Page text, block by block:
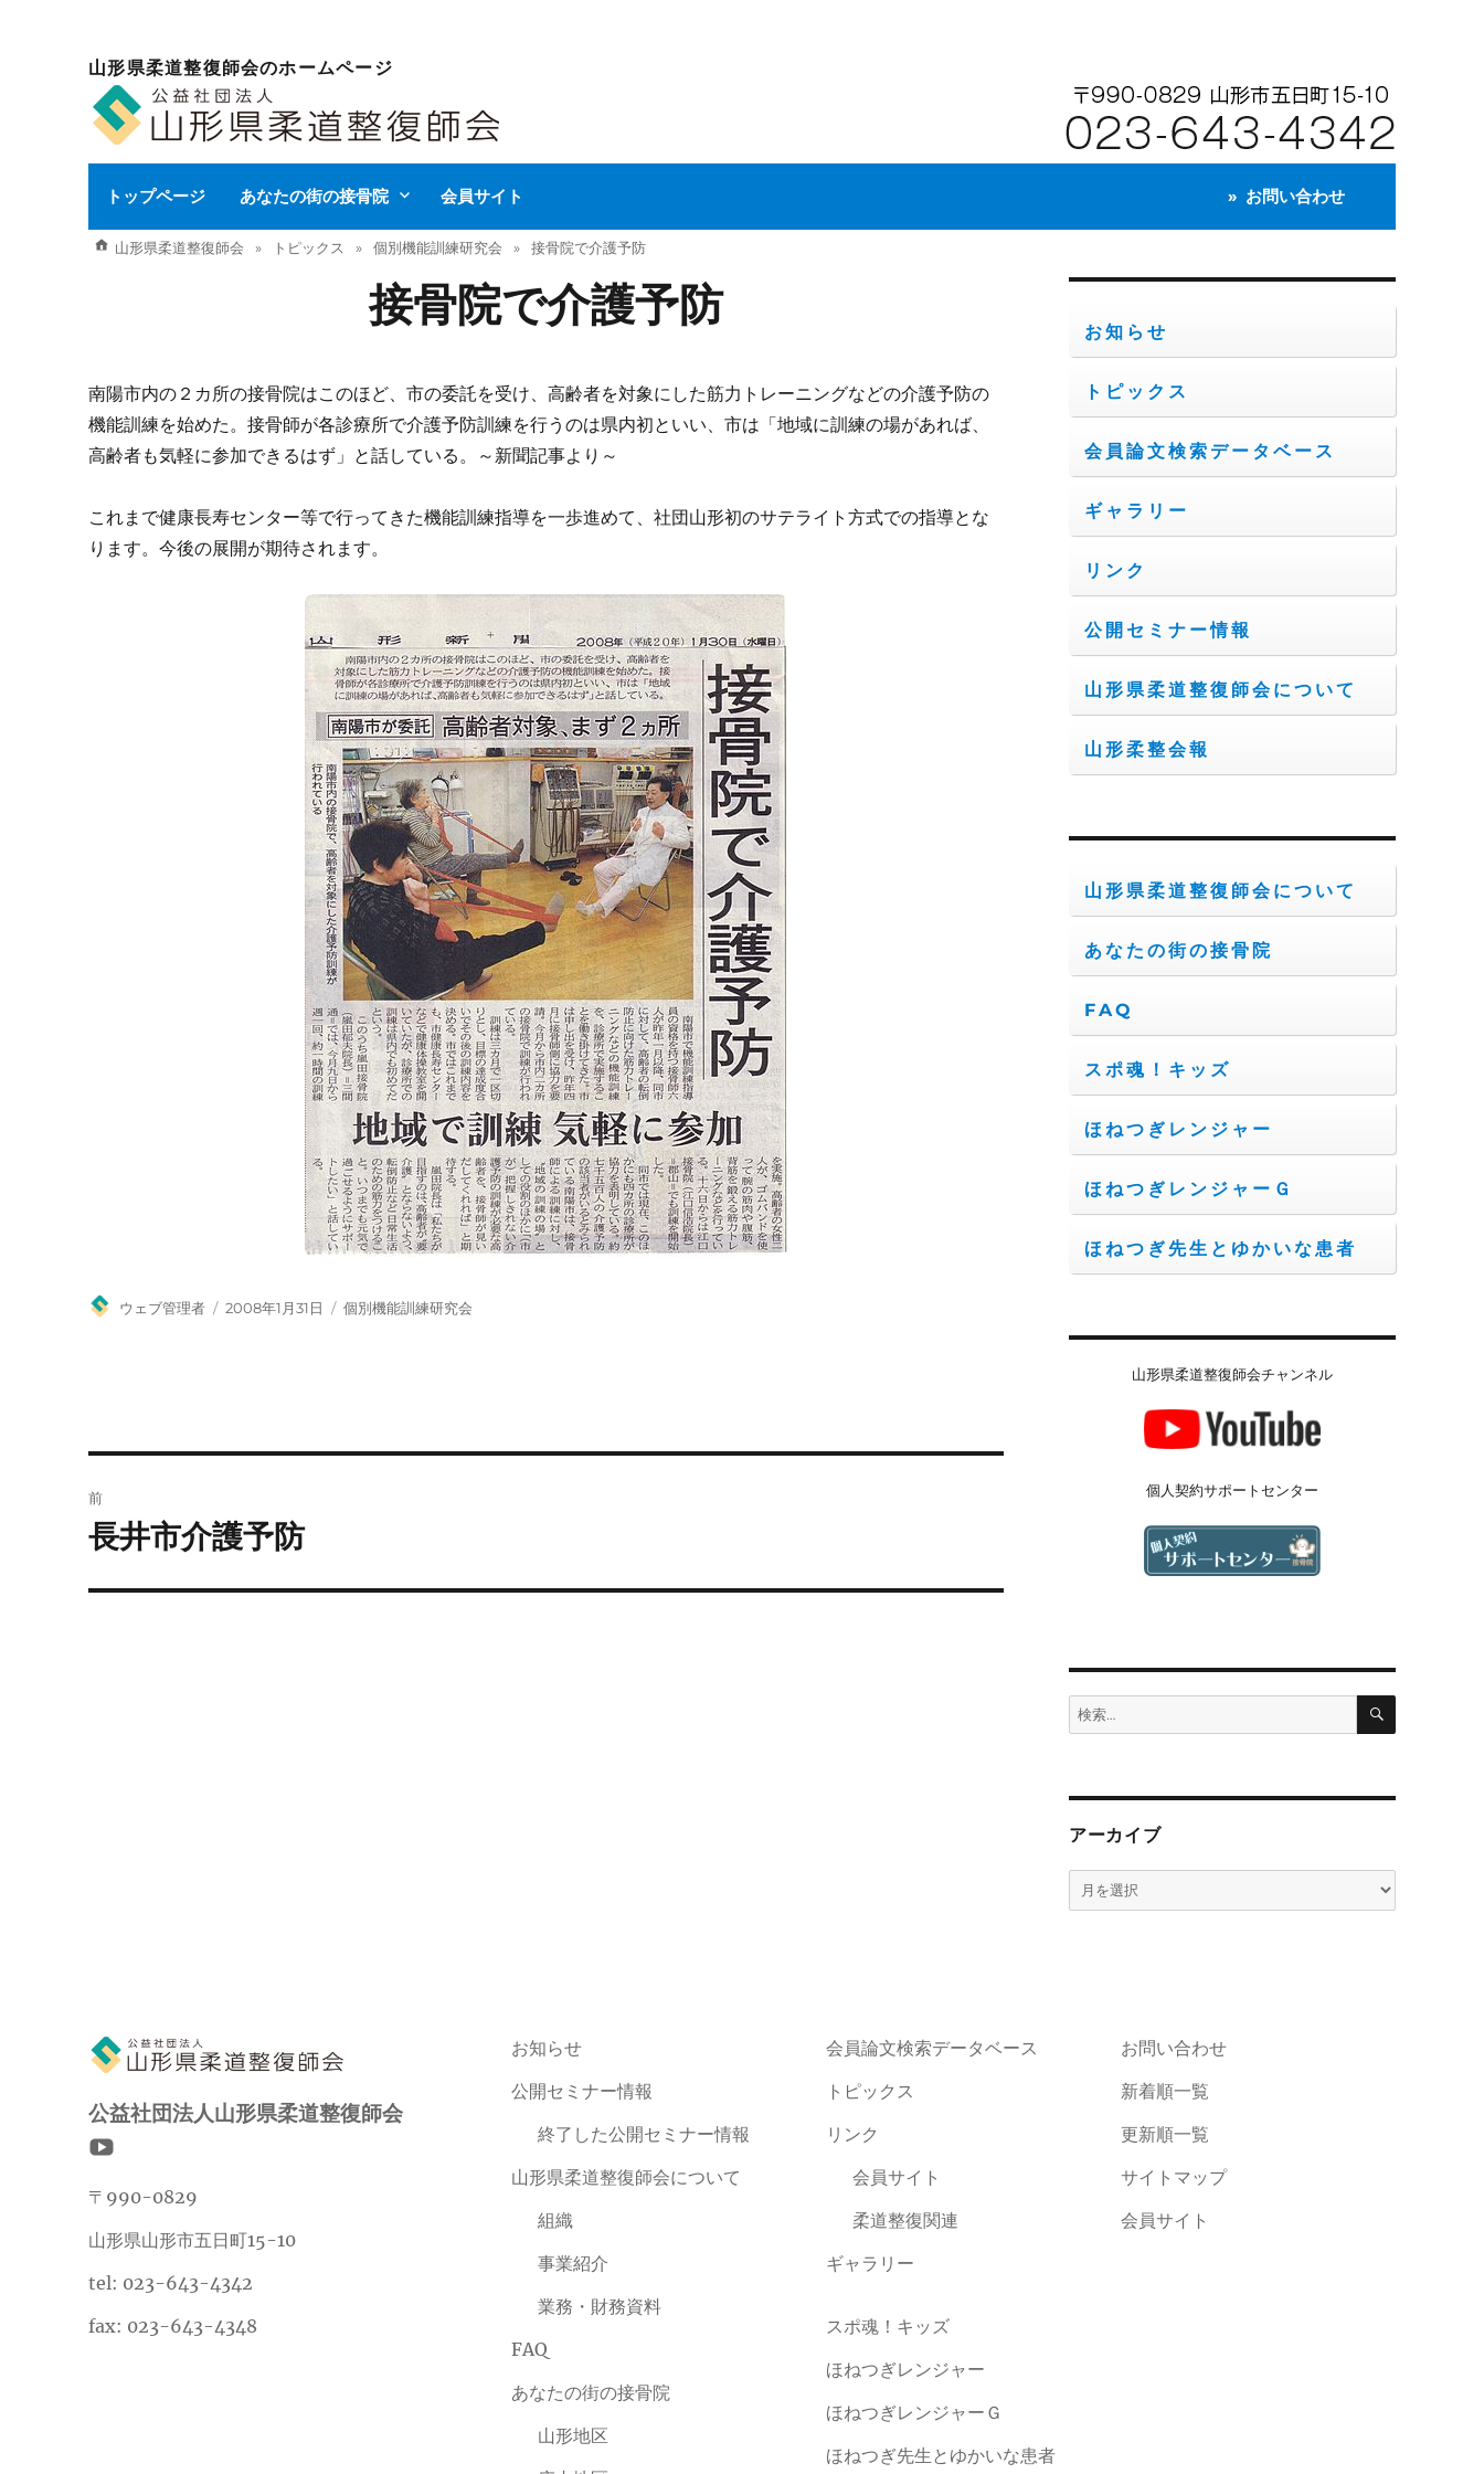
山形県柔道整復師会のホームページ
トップページ あなたの街の接骨院 会員サイト お問い合わせ
山形県柔道整復師会 トピックス 個別機能訓練研究会 接骨院で介護予防
接骨院で介護予防
南陽市内の２カ所の接骨院はこのほど、市の委託を受け、高齢者を対象にした筋力トレーニングなどの介護予防の
機能訓練を始めた。接骨師が各診療所で介護予防訓練を行うのは県内初といい、市は「地域に訓練の場があれば、
高齢者も気軽に参加できるはず」と話している。～新聞記事より～
これまで健康長寿センター等で行ってきた機能訓練指導を一歩進めて、社団山形初のサテライト方式での指導とな
ります。今後の展開が期待されます。
投
ウェブ管理者
投
2008年1月31日
カ
個別機能訓練研究会
稿
前
前
投
長井市介護予防
お知らせ
トピックス
会員論文検索データベース
ギャラリー
リンク
公開セミナー情報
山形県柔道整復師会について
山形柔整会報
山形県柔道整復師会について
あなたの街の接骨院
FAQ
スポ魂！キッズ
ほねつぎレンジャー
ほねつぎレンジャーＧ
ほねつぎ先生とゆかいな患者
山形県柔道整復師会チャンネル
個人契約サポートセンター
検
索:
検
アーカイブ
公益社団法人山形県柔道整復師会
〒990-0829
山形県山形市五日町15-10
tel: 023-643-4342
fax: 023-643-4348
お知らせ
公開セミナー情報
終了した公開セミナー情報
山形県柔道整復師会について
組織
事業紹介
業務・財務資料
FAQ
あなたの街の接骨院
山形地区
会員論文検索データベース
トピックス
リンク
会員サイト
柔道整復関連
ギャラリー
スポ魂！キッズ
ほねつぎレンジャー
ほねつぎレンジャーＧ
ほねつぎ先生とゆかいな患者
お問い合わせ
新着順一覧
更新順一覧
サイトマップ
会員サイト